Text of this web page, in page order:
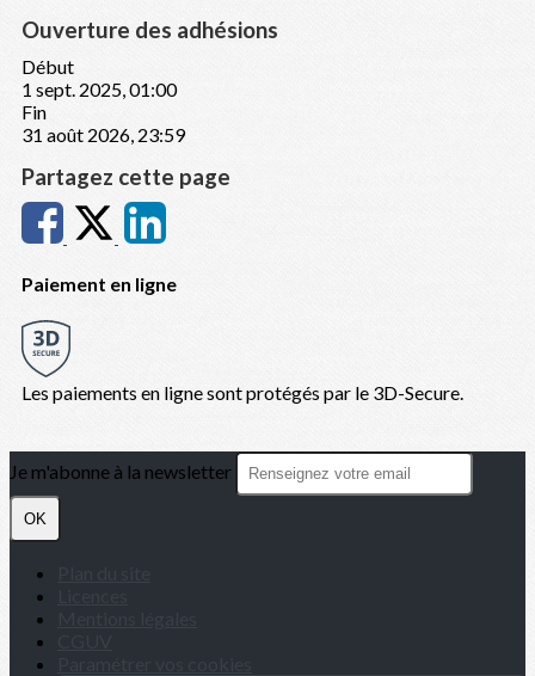
Ouverture des adhésions
Début
1 sept. 2025, 01:00
Fin
31 août 2026, 23:59
Partagez cette page
Paiement en ligne
Les paiements en ligne sont protégés par le 3D-Secure.
Je m'abonne à la newsletter
OK